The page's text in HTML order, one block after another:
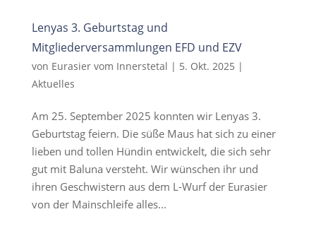
Lenyas 3. Geburtstag und
Mitgliederversammlungen EFD und EZV
von Eurasier vom Innerstetal | 5. Okt. 2025 |
Aktuelles
Am 25. September 2025 konnten wir Lenyas 3.
Geburtstag feiern. Die süße Maus hat sich zu einer
lieben und tollen Hündin entwickelt, die sich sehr
gut mit Baluna versteht. Wir wünschen ihr und
ihren Geschwistern aus dem L-Wurf der Eurasier
von der Mainschleife alles...